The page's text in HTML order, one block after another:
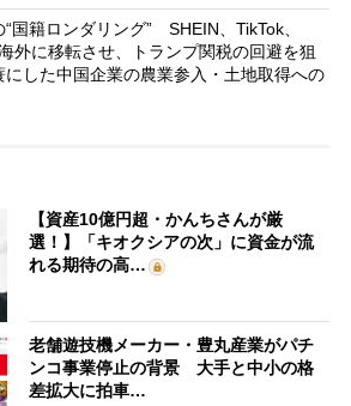
国籍ロンダリング” SHEIN、TikTok、
外に移転させ、トランプ関税の回避を狙
した中国企業の農業参入・土地取得への
【資産10億円超・かんちさんが厳
選！】「キオクシアの次」に資金が流
れる期待の高…
老舗遊技機メーカー・豊丸産業がパチ
ンコ事業停止の背景 大手と中小の格
差拡大に拍車…